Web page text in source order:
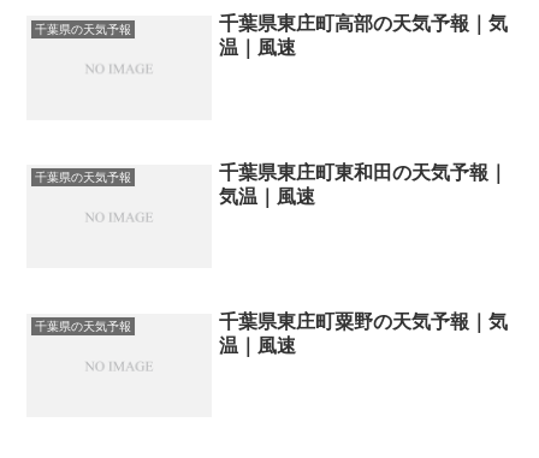
千葉県の天気予報
千葉県東庄町高部の天気予報｜気
温｜風速
千葉県の天気予報
千葉県東庄町東和田の天気予報｜
気温｜風速
千葉県の天気予報
千葉県東庄町粟野の天気予報｜気
温｜風速